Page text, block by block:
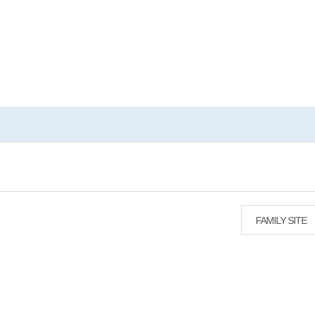
FAMILY SITE